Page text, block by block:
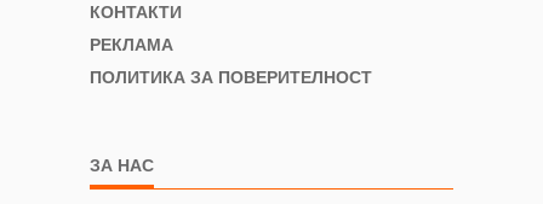
КОНТАКТИ
РЕКЛАМА
ПОЛИТИКА ЗА ПОВЕРИТЕЛНОСТ
ЗА НАС